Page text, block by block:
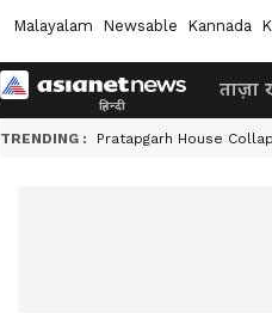
Malayalam Newsable Kannada
ताज़ा
TRENDING : Pratapgarh House